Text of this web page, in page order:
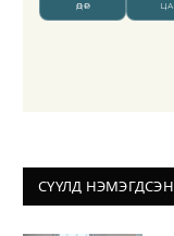
СҮҮЛД НЭМЭГДСЭН